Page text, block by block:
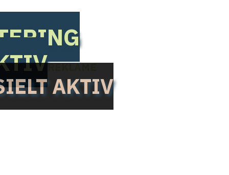
REKLAME
AKTIV